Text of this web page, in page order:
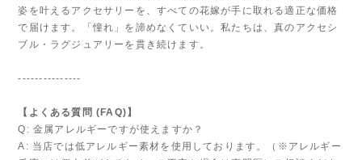
姿を叶えるアクセサリーを、すべての花嫁が手に取れる適正な価格
で届けます。「憧れ」を諦めなくていい。私たちは、真のアクセシ
ブル・ラグジュアリーを貫き続けます。
---------------
【よくある質問 (FAQ)】
Q: 金属アレルギーですが使えますか？
A: 当店では低アレルギー素材を使用しております。（※アレルギー